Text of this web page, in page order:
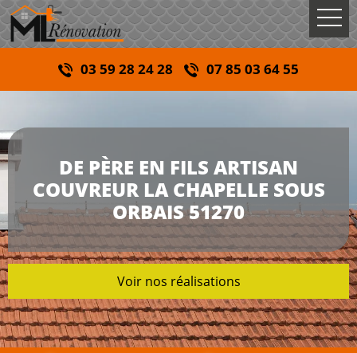
03 59 28 24 28 07 85 03 64 55
DE PÈRE EN FILS ARTISAN
COUVREUR LA CHAPELLE SOUS
ORBAIS 51270
Voir nos réalisations